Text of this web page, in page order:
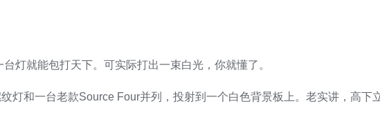
灯就能包打天下。可实际打出一束白光，你就懂了。
灯和一台老款Source Four并列，投射到一个白色背景板上。老实讲，高